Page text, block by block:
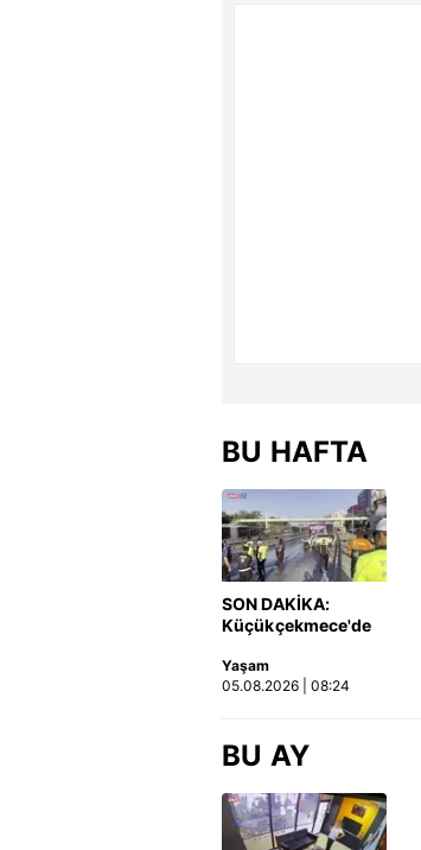
BU HAFTA
SON DAKİKA:
Küçükçekmece'de
Otomobil, İETT
otobüsüne çarptı: 3
Yaşam
05.08.2026 | 08:24
BU AY